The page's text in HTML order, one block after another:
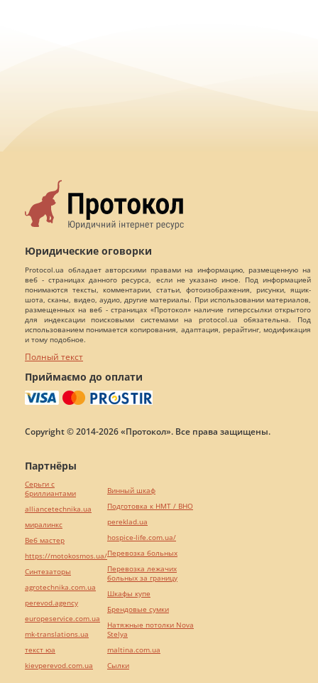
Юридические оговорки
Protocol.ua обладает авторскими правами на информацию, размещенную на
веб - страницах данного ресурса, если не указано иное. Под информацией
понимаются тексты, комментарии, статьи, фотоизображения, рисунки, ящик-
шота, сканы, видео, аудио, другие материалы. При использовании материалов,
размещенных на веб - страницах «Протокол» наличие гиперссылки открытого
для индексации поисковыми системами на protocol.ua обязательна. Под
использованием понимается копирования, адаптация, рерайтинг, модификация
и тому подобное.
Полный текст
Приймаємо до оплати
Copyright © 2014-2026 «Протокол». Все права защищены.
Партнёры
Серьги с
бриллиантами
alliancetechnika.ua
миралинкс
Веб мастер
https://motokosmos.ua/
Синтезаторы
agrotechnika.com.ua
perevod.agency
europeservice.com.ua
mk-translations.ua
текст юа
kievperevod.com.ua
Винный шкаф
Подготовка к НМТ / ВНО
pereklad.ua
hospice-life.com.ua/
Перевозка больных
Перевозка лежачих
больных за границу
Шкафы купе
Брендовые сумки
Натяжные потолки Nova
Stelya
maltina.com.ua
Cылки